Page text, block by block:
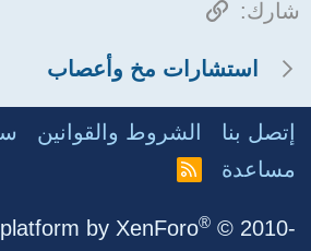
شارك: الرابط
استشارات مخ وأعصاب
إتصل بنا الشروط والقوانين
مساعدة
R
by XenForo® © 2010-